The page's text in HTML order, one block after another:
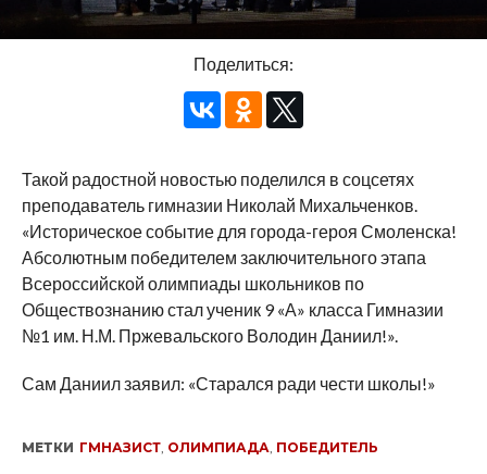
Поделиться:
Такой радостной новостью поделился в соцсетях
преподаватель гимназии Николай Михальченков.
«Историческое событие для города-героя Смоленска!
Абсолютным победителем заключительного этапа
Всероссийской олимпиады школьников по
Обществознанию стал ученик 9 «А» класса Гимназии
№1 им. Н.М. Пржевальского Володин Даниил!».
Сам Даниил заявил: «Старался ради чести школы!»
МЕТКИ ГМНАЗИСТ, ОЛИМПИАДА, ПОБЕДИТЕЛЬ